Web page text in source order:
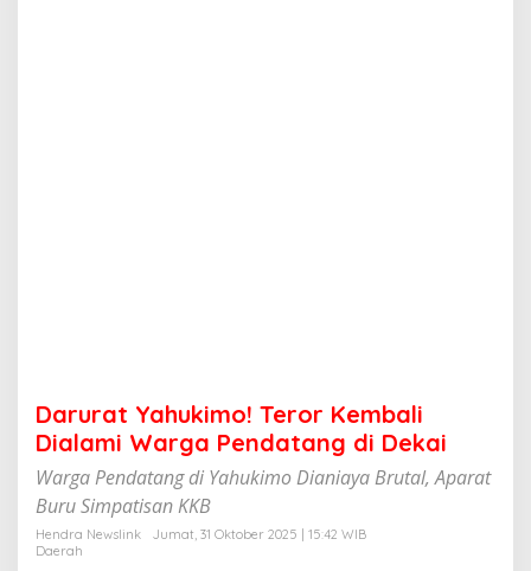
i
a
l
a
m
i
W
Darurat Yahukimo! Teror Kembali
Dialami Warga Pendatang di Dekai
Warga Pendatang di Yahukimo Dianiaya Brutal, Aparat
Buru Simpatisan KKB
Hendra Newslink
Jumat, 31 Oktober 2025 | 15:42 WIB
Daerah